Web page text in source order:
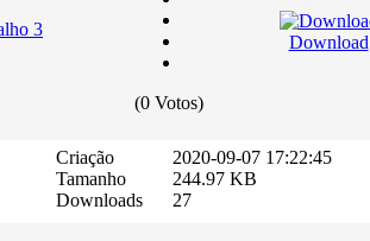
3
(0 Votos)
Download
Criação
Tamanho
Downloads
2020-09-07 17:22:45
244.97 KB
27